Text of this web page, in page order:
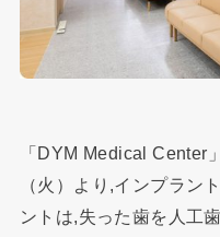
「DYM Medical Center
（火）より,インプラン
ントは,失った歯を人工